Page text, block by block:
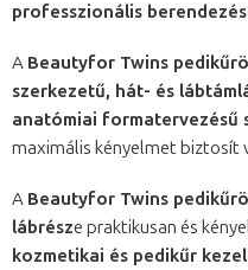
professzionális
A Beautyfor Twins
szerkezetű, hát- és
anatómiai formatervezésű
maximális kényelmet biztosít
A Beautyfor Twins
lábrésze praktikusan és
kozmetikai és pedikűr